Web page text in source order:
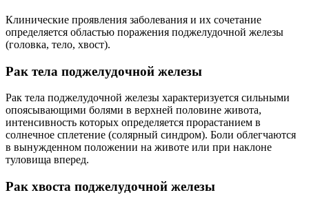
Клинические проявления заболевания и их сочетание
определяется областью поражения поджелудочной железы
(головка, тело, хвост).
Рак тела поджелудочной железы
Рак тела поджелудочной железы характеризуется сильными
опоясывающими болями в верхней половине живота,
интенсивность которых определяется прорастанием в
солнечное сплетение (солярный синдром). Боли облегчаются
в вынужденном положении на животе или при наклоне
туловища вперед.
Рак хвоста поджелудочной железы